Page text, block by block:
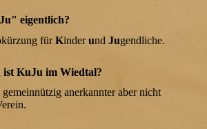
eigentlich?
fürKinderundJugendliche.
ist KuJu im Wiedtal?
anerkannter aber nicht